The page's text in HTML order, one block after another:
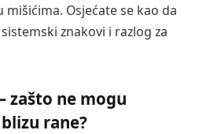
Osjećate se kao da
znakovi i razlog za
zašto ne mogu
rane?